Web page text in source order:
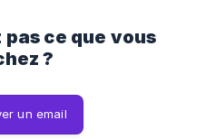
ce que vous
?
un email